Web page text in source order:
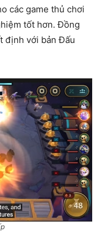
các game thủ chơi
tốt hơn. Đồng
định với bản Đấu